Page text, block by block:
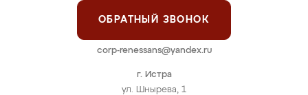
г. Истра
ул. Шнырева, 1
ОБРАТНЫЙ ЗВОНОК
corp-renessans@yandex.ru